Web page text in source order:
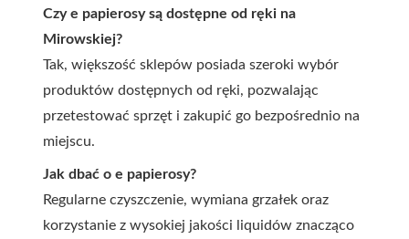
Czy e papierosy są dostępne od ręki na
Mirowskiej?
Tak, większość sklepów posiada szeroki wybór
produktów dostępnych od ręki, pozwalając
przetestować sprzęt i zakupić go bezpośrednio na
miejscu.
Jak dbać o e papierosy?
Regularne czyszczenie, wymiana grzałek oraz
korzystanie z wysokiej jakości liquidów znacząco